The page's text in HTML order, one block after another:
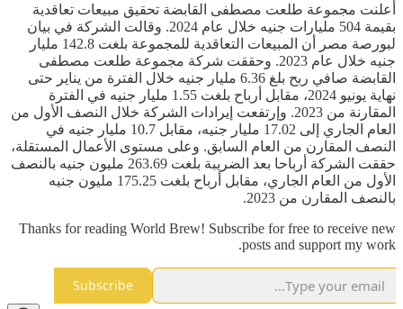
أعلنت مجموعة طلعت مصطفى القابضة تحقيق مبيعات تعاقدية
بقيمة 504 مليارات جنيه خلال عام 2024. وقالت الشركة في بيان
لبورصة مصر أن المبيعات التعاقدية للمجموعة بلغت 142.8 مليار
جنيه خلال عام 2023. وحققت شركة مجموعة طلعت مصطفى
القابضة صافي ربح بلغ 6.36 مليار جنيه خلال الفترة من يناير حتى
نهاية يونيو 2024، مقابل أرباح بلغت 1.55 مليار جنيه في الفترة
المقارنة من 2023. وإرتفعت إيرادات الشركة خلال النصف الأول من
العام الجاري إلى 17.02 مليار جنيه، مقابل 10.7 مليار جنيه في
النصف المقارن من العام السابق. وعلى مستوى الأعمال المستقلة،
حققت الشركة أرباحا بعد الضريبة بلغت 263.69 مليون جنيه بالنصف
الأول من العام الجاري، مقابل أرباح بلغت 175.25 مليون جنيه
بالنصف المقارن من 2023.
Thanks for reading World Brew! Subscribe for free to receive new
posts and support my work.
Subscribe